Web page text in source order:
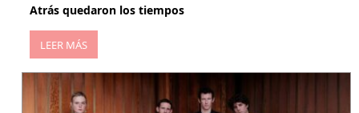
Atrás quedaron los tiempos
LEER MÁS